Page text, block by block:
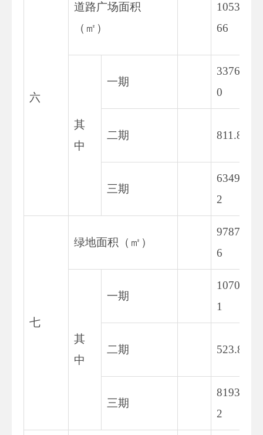
六
道路广场面积
（㎡）
10538.
66
其
中
一期
3376.9
0
二期 811.84
三期
6349.9
2
七
绿地面积（㎡）
9787.6
6
其
中
一期
1070.8
1
二期 523.83
三期
8193.0
2